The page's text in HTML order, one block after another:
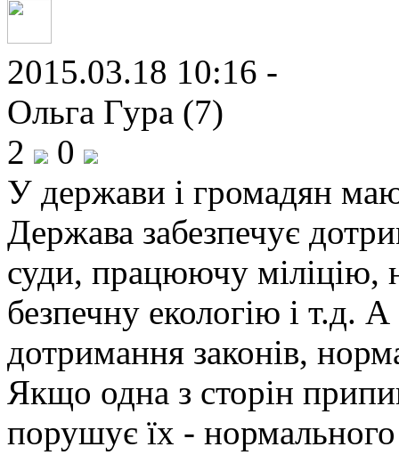
2015.03.18 10:16 -
Ольга Гура (7)
2
0
У держави і громадян
Держава забезпечує
суди, працюючу міліцію,
безпечну екологію і т.д.
дотримання законів,
Якщо одна з сторін
порушує їх - нормального